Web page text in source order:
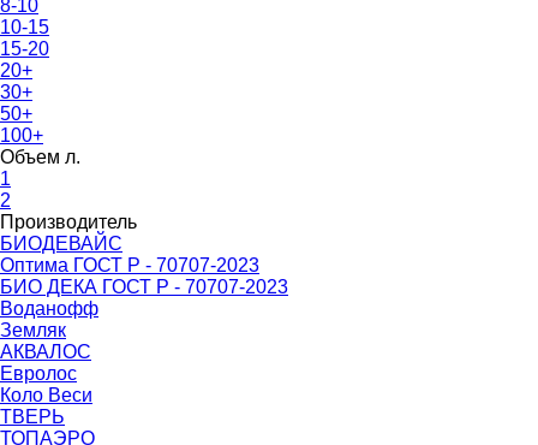
8-10
10-15
15-20
20+
30+
50+
100+
Объем л.
1
2
Производитель
БИОДЕВАЙС
Оптима ГОСТ Р - 70707-2023
БИО ДЕКА ГОСТ Р - 70707-2023
Воданофф
Земляк
АКВАЛОС
Евролос
Коло Веси
ТВЕРЬ
ТОПАЭРО